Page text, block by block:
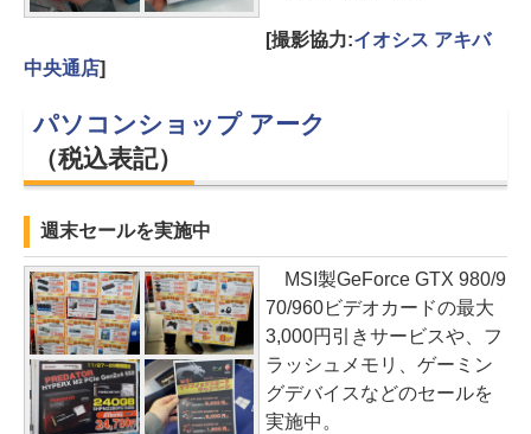
[撮影協力:イオシス アキバ
中央通店]
パソコンショップ アーク
（税込表記）
週末セールを実施中
MSI製GeForce GTX 980/9
70/960ビデオカードの最大
3,000円引きサービスや、フ
ラッシュメモリ、ゲーミン
グデバイスなどのセールを
実施中。